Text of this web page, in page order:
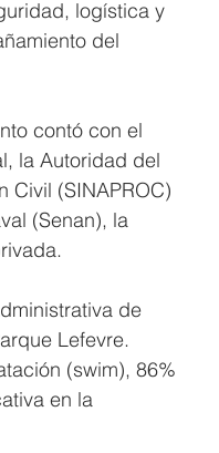
logística y
del
contó con el
la Autoridad del
Civil (SINAPROC)
(Senan), la
de
Lefevre.
(swim), 86%
en la